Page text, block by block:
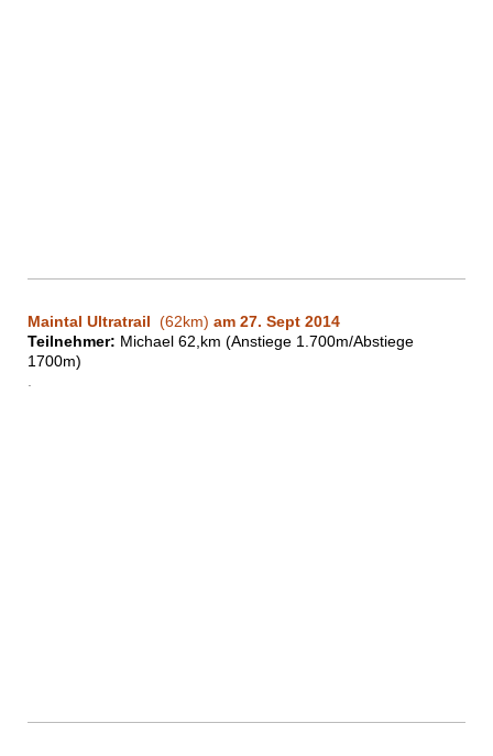
Maintal Ultratrail (62km) am 27. Sept 2014
Teilnehmer: Michael 62,km (Anstiege 1.700m/Abstiege
1700m)
.